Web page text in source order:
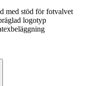
med stöd för fotvalvet
logotyp